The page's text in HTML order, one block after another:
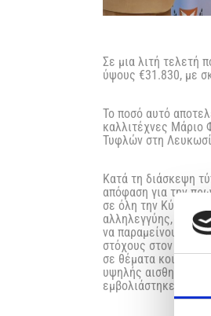
Σε μια λιτή τελετή
ύψους €31.830, με
Το ποσό αυτό
καλλιτέχνες Μάριο
Τυφλών στη
Κατά τη διάσκεψη
απόφαση για την
σε όλη την Κύπρο,
αλληλεγγύης, σε
να παραμείνουμε
στόχους στον αγώνα
σε θέματα
υψηλής αισθητικής
εμβολιάστηκε και